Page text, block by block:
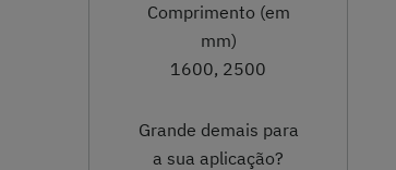
Comprimento (em
mm)
1600, 2500
Grande demais para
a sua aplicação?